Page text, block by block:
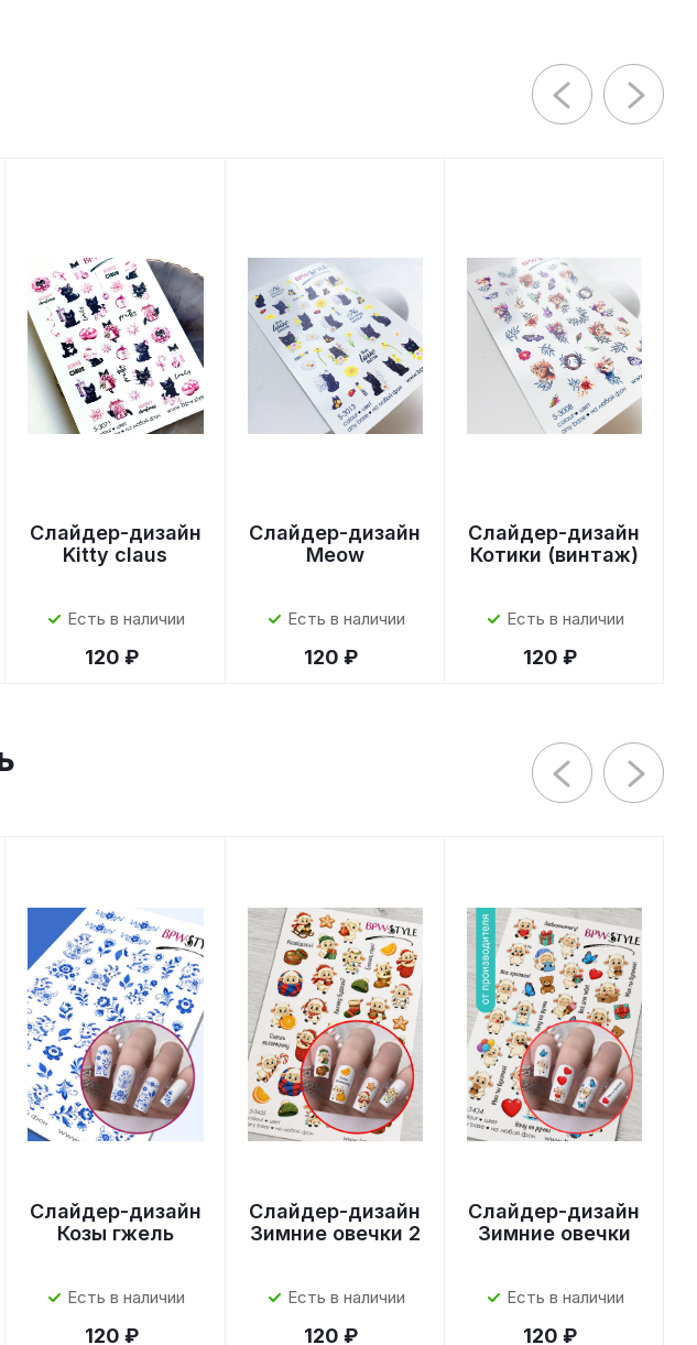
Слайдер-дизайн
Kitty claus
Есть в наличии
120 ₽
Слайдер-дизайн
Meow
Есть в наличии
120 ₽
Слайдер-дизайн
Котики (винтаж)
Есть в наличии
120 ₽
Слайдер-дизайн
Козы гжель
Есть в наличии
120 ₽
Слайдер-дизайн
Зимние овечки 2
Есть в наличии
120 ₽
Слайдер-дизайн
Зимние овечки
Есть в наличии
120 ₽